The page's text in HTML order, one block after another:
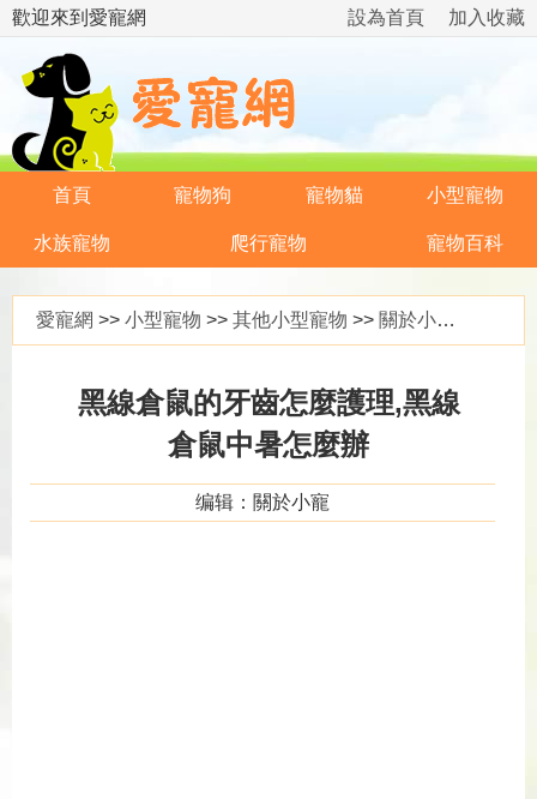
歡迎來到愛寵網 加入收藏
設為首頁
首頁 寵物狗 寵物貓 小型寵物
水族寵物 爬行寵物 寵物百科
愛寵網 >> 小型寵物 >> 其他小型寵物 >> 關於小寵
黑線倉鼠的牙齒怎麼護理,黑線
倉鼠中暑怎麼辦
编辑：關於小寵